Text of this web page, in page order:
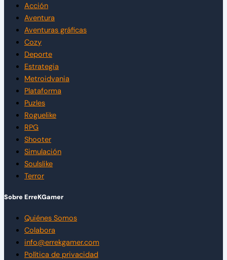
Acción
Aventura
Aventuras gráficas
Cozy
Deporte
Estrategia
Metroidvania
Plataforma
Puzles
Roguelike
RPG
Shooter
Simulación
Soulslike
Terror
Sobre ErreKGamer
Quiénes Somos
Colabora
info@errekgamer.com
Política de privacidad